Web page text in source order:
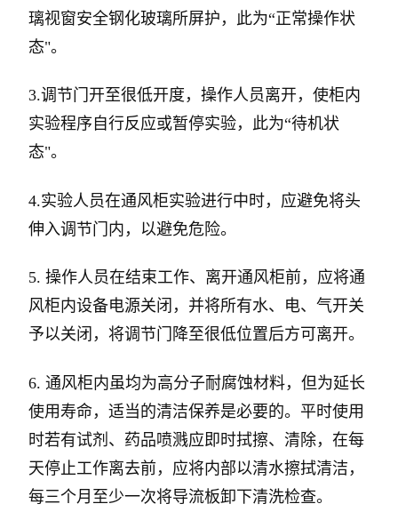
璃视窗安全钢化玻璃所屏护，此为“正常操作状
态"。
3.调节门开至很低开度，操作人员离开，使柜内
实验程序自行反应或暂停实验，此为“待机状
态"。
4.实验人员在通风柜实验进行中时，应避免将头
伸入调节门内，以避免危险。
5. 操作人员在结束工作、离开通风柜前，应将通
风柜内设备电源关闭，并将所有水、电、气开关
予以关闭，将调节门降至很低位置后方可离开。
6. 通风柜内虽均为高分子耐腐蚀材料，但为延长
使用寿命，适当的清洁保养是必要的。平时使用
时若有试剂、药品喷溅应即时拭擦、清除，在每
天停止工作离去前，应将内部以清水擦拭清洁，
每三个月至少一次将导流板卸下清洗检查。